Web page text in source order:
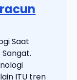
Saat
ITU tren